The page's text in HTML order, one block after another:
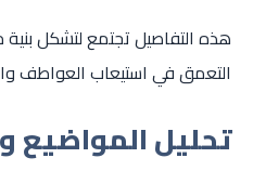
هذه التفاصيل تجتمع لتشكل
التعمق في استيعاب العواطف
تحليل المواضيع